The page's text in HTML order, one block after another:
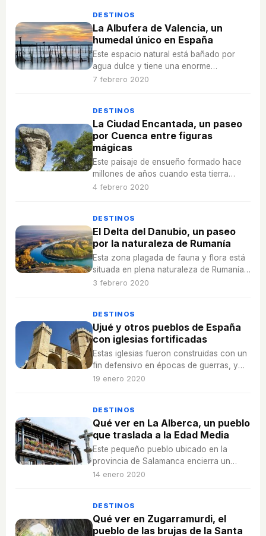
DESTINOS
La Albufera de Valencia, un
humedal único en España
Este espacio natural está bañado por
agua dulce y tiene una enorme
diversidad animal en la que predominan
7 febrero 2020
DESTINOS
La Ciudad Encantada, un paseo
por Cuenca entre figuras
mágicas
Este paisaje de ensueño formado hace
millones de años cuando esta tierra
estaba bañada por el mar es uno de los
4 febrero 2020
DESTINOS
El Delta del Danubio, un paseo
por la naturaleza de Rumanía
Esta zona plagada de fauna y flora está
situada en plena naturaleza de Rumanía
para llegar a su fin en el Mar Negro.
3 febrero 2020
DESTINOS
Ujué y otros pueblos de España
con iglesias fortificadas
Estas iglesias fueron construidas con un
fin defensivo en épocas de guerras, y
con el tiempo solo ha permanecido su
19 enero 2020
DESTINOS
Qué ver en La Alberca, un pueblo
que traslada a la Edad Media
Este pequeño pueblo ubicado en la
provincia de Salamanca encierra un
encanto singular entre sus casas y
14 enero 2020
DESTINOS
Qué ver en Zugarramurdi, el
pueblo de las brujas de la Santa